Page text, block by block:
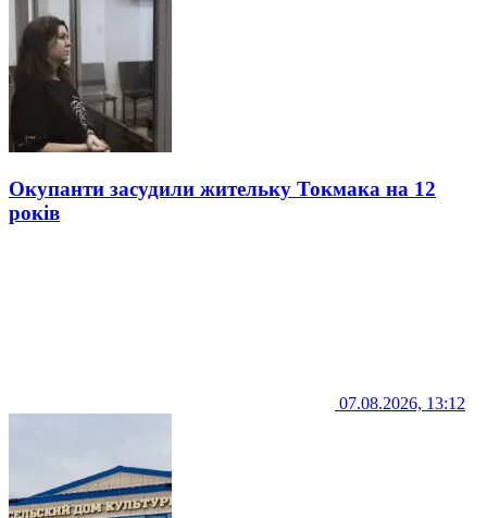
Окупанти засудили жительку Токмака на 12
років
07.08.2026, 13:12